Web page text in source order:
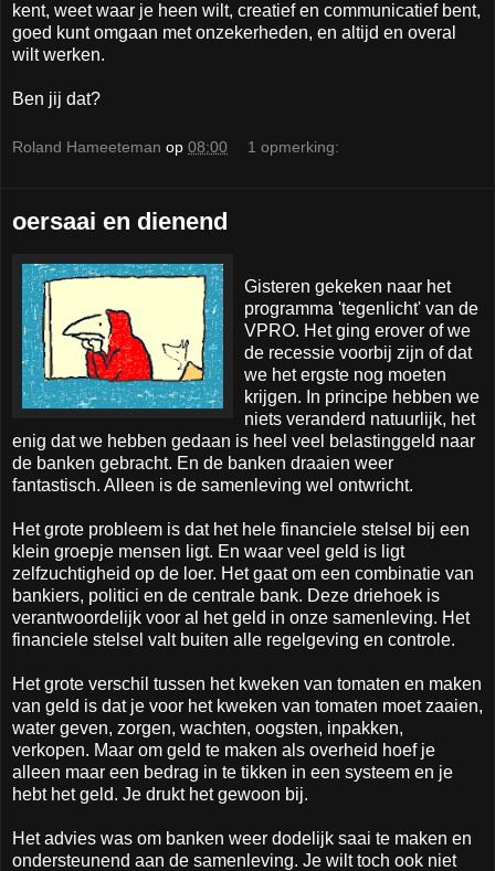
kent, weet waar je heen wilt, creatief en communicatief bent,
goed kunt omgaan met onzekerheden, en altijd en overal
wilt werken.
Ben jij dat?
Roland Hameeteman op 08:00 1 opmerking:
oersaai en dienend
Gisteren gekeken naar het
programma 'tegenlicht' van de
VPRO. Het ging erover of we
de recessie voorbij zijn of dat
we het ergste nog moeten
krijgen. In principe hebben we
niets veranderd natuurlijk, het
enig dat we hebben gedaan is heel veel belastinggeld naar
de banken gebracht. En de banken draaien weer
fantastisch. Alleen is de samenleving wel ontwricht.
Het grote probleem is dat het hele financiele stelsel bij een
klein groepje mensen ligt. En waar veel geld is ligt
zelfzuchtigheid op de loer. Het gaat om een combinatie van
bankiers, politici en de centrale bank. Deze driehoek is
verantwoordelijk voor al het geld in onze samenleving. Het
financiele stelsel valt buiten alle regelgeving en controle.
Het grote verschil tussen het kweken van tomaten en maken
van geld is dat je voor het kweken van tomaten moet zaaien,
water geven, zorgen, wachten, oogsten, inpakken,
verkopen. Maar om geld te maken als overheid hoef je
alleen maar een bedrag in te tikken in een systeem en je
hebt het geld. Je drukt het gewoon bij.
Het advies was om banken weer dodelijk saai te maken en
ondersteunend aan de samenleving. Je wilt toch ook niet